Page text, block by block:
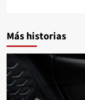
Más historias